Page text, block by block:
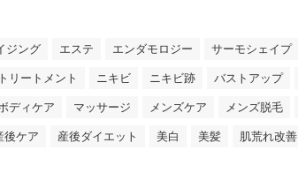
ジング エステ エンダモロジー サーモシェイプ
トリートメント ニキビ ニキビ跡 バストアップ
ディケア マッサージ メンズケア メンズ脱毛
後ケア 産後ダイエット 美白 美髪 肌荒れ改善